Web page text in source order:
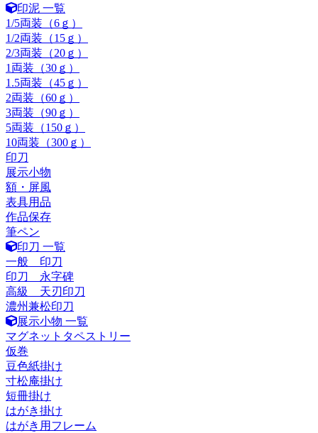
印泥 一覧
1/5両装（6ｇ）
1/2両装（15ｇ）
2/3両装（20ｇ）
1両装（30ｇ）
1.5両装（45ｇ）
2両装（60ｇ）
3両装（90ｇ）
5両装（150ｇ）
10両装（300ｇ）
印刀
展示小物
額・屏風
表具用品
作品保存
筆ペン
印刀 一覧
一般 印刀
印刀 永字碑
高級 天刃印刀
濃州兼松印刀
展示小物 一覧
マグネットタペストリー
仮巻
豆色紙掛け
寸松庵掛け
短冊掛け
はがき掛け
はがき用フレーム